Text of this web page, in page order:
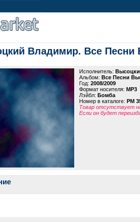
Владимир. Все Песни
Исполнитель:
Альбом: Все Песни
Год: 2008/2009
Формат носителя: MP3
Лэйбл: Бомба
Номер в каталоге: PM
Товар отсутствует
Если он будет